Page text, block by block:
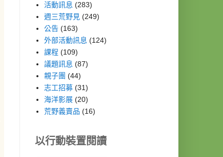
活動訊息 (283)
週三荒野見 (249)
公告 (163)
外部活動訊息 (124)
課程 (109)
議題訊息 (87)
親子團 (44)
志工招募 (31)
海洋影展 (20)
荒野義賣品 (16)
以行動裝置閱讀